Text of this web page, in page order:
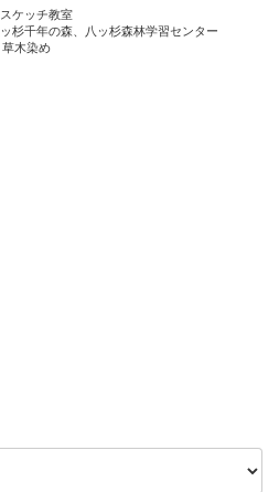
ケッチ教室
杉千年の森、八ッ杉森林学習センター
草木染め